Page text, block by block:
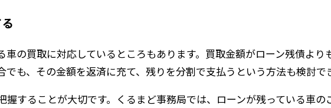
の買取に対応しているところもあります。買取金額がローン残債よ
も、その金額を返済に充て、残りを分割で支払うという方法も検討で
握することが大切です。くるまど事務局では、ローンが残っている車